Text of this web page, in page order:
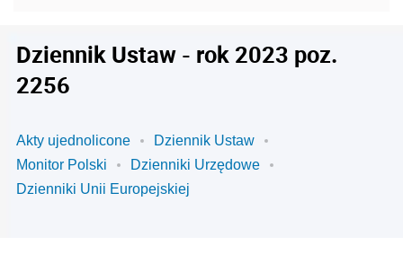
Dziennik Ustaw - rok 2023 poz.
2256
Akty ujednolicone
Dziennik Ustaw
Monitor Polski
Dzienniki Urzędowe
Dzienniki Unii Europejskiej